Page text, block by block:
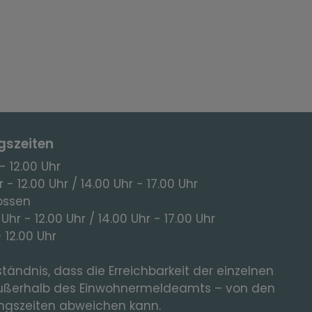
12.00 Uhr
- 12.00 Uhr / 14.00 Uhr - 17.00 Uhr
- 12.00 Uhr / 14.00 Uhr - 17.00 Uhr
Uhr
dass die Erreichbarkeit der einzelnen
des Einwohnermeldeamts – von den
abweichen kann.